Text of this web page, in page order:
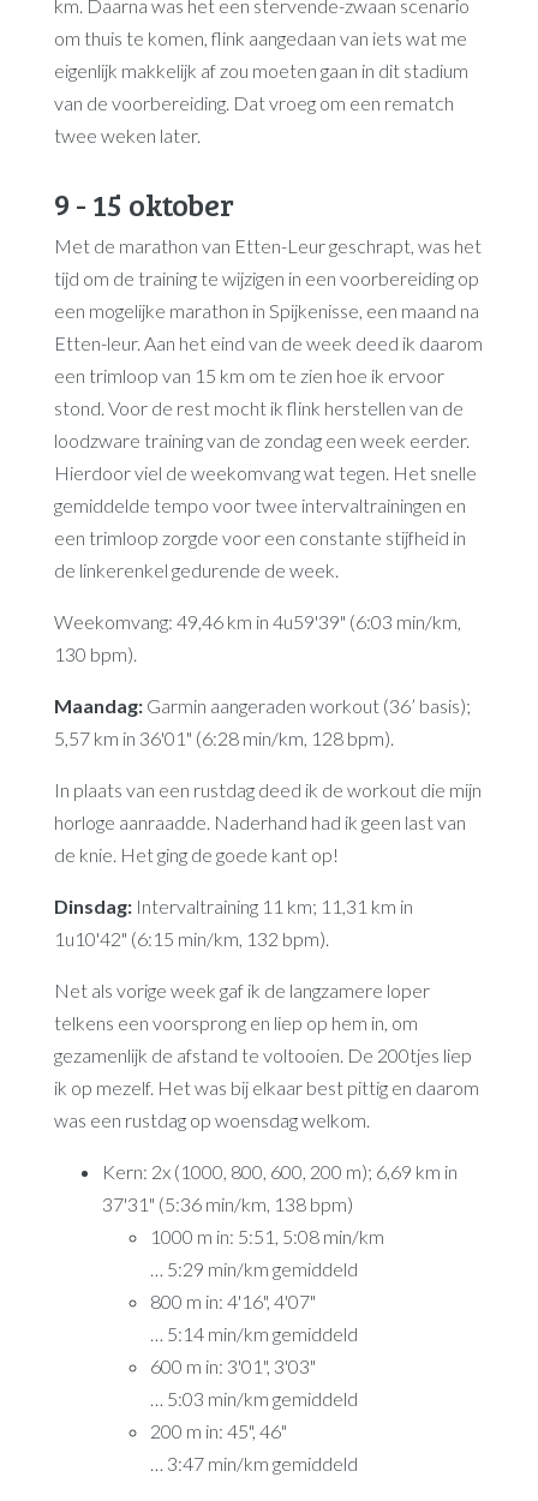
km. Daarna was het een stervende-zwaan scenario
om thuis te komen, flink aangedaan van iets wat me
eigenlijk makkelijk af zou moeten gaan in dit stadium
van de voorbereiding. Dat vroeg om een rematch
twee weken later.
9 - 15 oktober
Met de marathon van Etten-Leur geschrapt, was het
tijd om de training te wijzigen in een voorbereiding op
een mogelijke marathon in Spijkenisse, een maand na
Etten-leur. Aan het eind van de week deed ik daarom
een trimloop van 15 km om te zien hoe ik ervoor
stond. Voor de rest mocht ik flink herstellen van de
loodzware training van de zondag een week eerder.
Hierdoor viel de weekomvang wat tegen. Het snelle
gemiddelde tempo voor twee intervaltrainingen en
een trimloop zorgde voor een constante stijfheid in
de linkerenkel gedurende de week.
Weekomvang: 49,46 km in 4u59'39" (6:03 min/km,
130 bpm).
Maandag:Garmin aangeraden workout (36’ basis);
5,57 km in 36'01" (6:28 min/km, 128 bpm).
In plaats van een rustdag deed ik de workout die mijn
horloge aanraadde. Naderhand had ik geen last van
de knie. Het ging de goede kant op!
Dinsdag:Intervaltraining 11 km; 11,31 km in
1u10'42" (6:15 min/km, 132 bpm).
Net als vorige week gaf ik de langzamere loper
telkens een voorsprong en liep op hem in, om
gezamenlijk de afstand te voltooien. De 200tjes liep
ik op mezelf. Het was bij elkaar best pittig en daarom
was een rustdag op woensdag welkom.
Kern: 2x (1000, 800, 600, 200 m); 6,69 km in
37'31" (5:36 min/km, 138 bpm)
1000 m in: 5:51, 5:08 min/km
… 5:29 min/km gemiddeld
800 m in: 4'16", 4'07"
… 5:14 min/km gemiddeld
600 m in: 3'01", 3'03"
… 5:03 min/km gemiddeld
200 m in: 45", 46"
… 3:47 min/km gemiddeld